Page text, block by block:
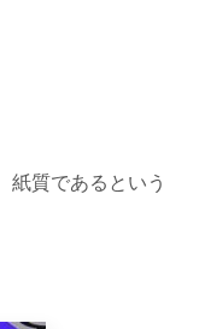
紙質であるという